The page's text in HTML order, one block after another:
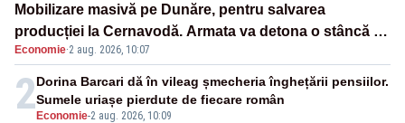
Mobilizare masivă pe Dunăre, pentru salvarea
producției la Cernavodă. Armata va detona o stâncă și
va devia apa fluviului - IMAGINI AERIENE
Economie·2 aug. 2026, 10:07
2 Economie-2 aug. 2026, 10:09
Dorina Barcari dă în vileag șmecheria înghețării pensiilor.
Sumele uriașe pierdute de fiecare român